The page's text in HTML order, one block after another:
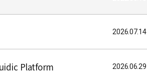
2026.07.14
Platform 2026.06.29